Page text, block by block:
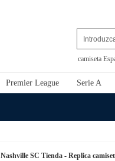
camiseta
Premier League Serie A
Nashville SC Tienda - Replica